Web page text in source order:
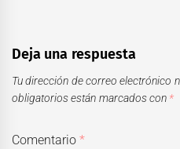
Deja una respuesta
Tu dirección de correo electrónico
obligatorios están marcados con *
Comentario*